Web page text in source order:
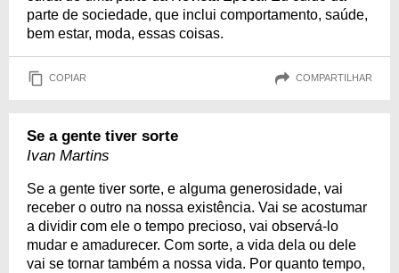
parte de sociedade, que inclui comportamento, saúde,
bem estar, moda, essas coisas.
COPIAR COMPARTILHAR
Se a gente tiver sorte
Ivan Martins
Se a gente tiver sorte, e alguma generosidade, vai
receber o outro na nossa existência. Vai se acostumar
a dividir com ele o tempo precioso, vai observá-lo
mudar e amadurecer. Com sorte, a vida dela ou dele
vai se tornar também a nossa vida. Por quanto tempo,